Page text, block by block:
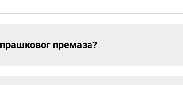
премаза?